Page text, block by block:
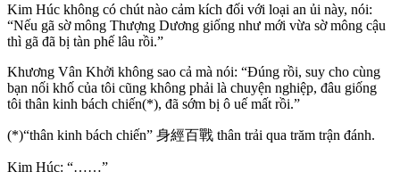
Kim Húc không có chút nào cảm kích đối với loại an ủi này, nói:
“Nếu gã sờ mông Thượng Dương giống như mới vừa sờ mông cậu
thì gã đã bị tàn phế lâu rồi.”
Khương Vân Khởi không sao cả mà nói: “Đúng rồi, suy cho cùng
bạn nối khố của tôi cũng không phải là chuyện nghiệp, đâu giống
tôi thân kinh bách chiến(*), đã sớm bị ô uế mất rồi.”
(*)“thân kinh bách chiến” 身經百戰 thân trải qua trăm trận đánh.
Kim Húc: “……”